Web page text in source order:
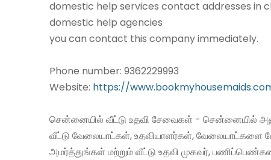
domestic help services contact addresses in
domestic help agencies
you can contact this company immediately.
Phone number: 9362229993
Website: https://
சென்னையில் வீட்டு உதவி சேவைகள் - சென்னையில்
வீட்டு வேலையாட்கள், உதவியாளர்கள், வேலையாட்களை
அமர்த்துங்கள் மற்றும் வீட்டு உதவி முகவர்,